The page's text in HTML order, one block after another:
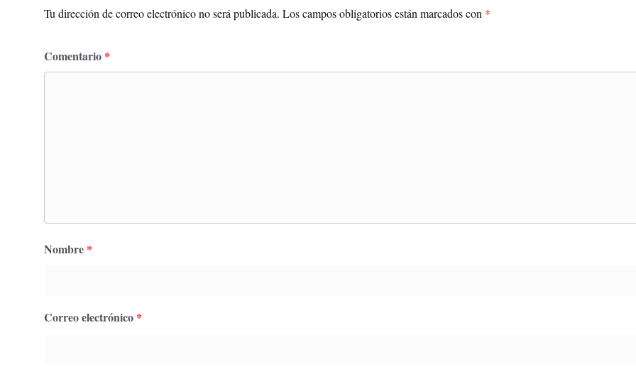
Tu dirección de correo electrónico no será publicada. Los campos obligatorios están marcados con *
Comentario *
Nombre *
Correo electrónico *